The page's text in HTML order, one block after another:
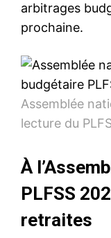
arbitrages
prochaine.
Assemblée
lecture du
À
PLFSS
retraites